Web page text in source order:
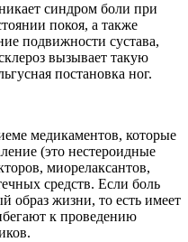
синдром боли при
покоя, а также
подвижности сустава,
вызывает такую
постановка ног.
медикаментов, которые
(это нестероидные
миорелаксантов,
средств. Если боль
образ жизни, то есть имеет
к проведению